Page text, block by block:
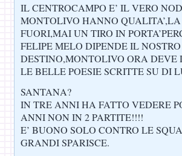
IL CENTROCAMPO E’ IL VERO
MONTOLIVO HANNO
FUORI,MAI UN TIRO IN
FELIPE MELO DIPENDE IL NOSTRO
DESTINO,MONTOLIVO ORA DEVE
LE BELLE POESIE SCRITTE SU DI
SANTANA?
IN TRE ANNI HA FATTO VEDERE
ANNI NON IN 2 PARTITE!!!!
E’ BUONO SOLO CONTRO LE
GRANDI SPARISCE.